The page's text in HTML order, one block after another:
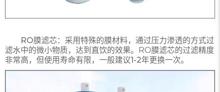
RO膜滤芯： 采用特殊的膜材料，通过压力渗透的方式过
滤水中的微小物质，达到直饮的效果。RO膜滤芯的过滤精度
非常高，但使用寿命有限，一般建议1-2年更换一次。